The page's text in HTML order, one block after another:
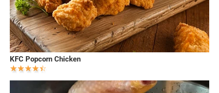
KFC Popcorn Chicken